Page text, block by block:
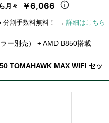
月々 ￥6,066
分割手数料無料！ → 詳細はこちら
ー別売） + AMD B850搭載
TOMAHAWK MAX WIFI セッ